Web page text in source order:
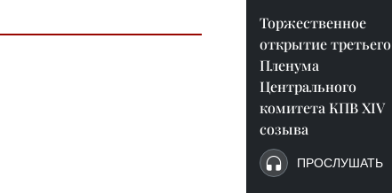
Торжественное
открытие третьего
Пленума
Центрального
комитета КПВ XIV
созыва
ПРОСЛУШАТЬ